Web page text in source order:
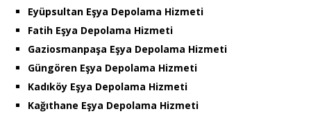
Eyüpsultan Eşya Depolama Hizmeti
Fatih Eşya Depolama Hizmeti
Gaziosmanpaşa Eşya Depolama Hizmeti
Güngören Eşya Depolama Hizmeti
Kadıköy Eşya Depolama Hizmeti
Kağıthane Eşya Depolama Hizmeti